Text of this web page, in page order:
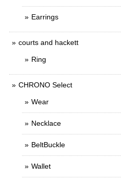
Earrings
courts and hackett
Ring
CHRONO Select
Wear
Necklace
BeltBuckle
Wallet